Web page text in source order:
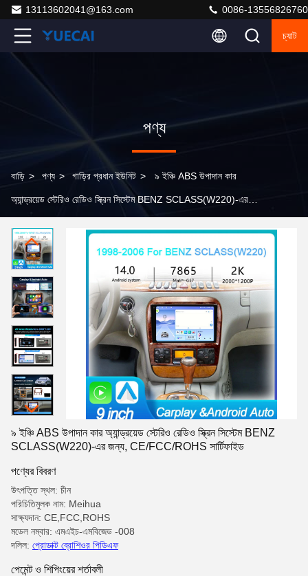
13113602041@163.com 0086-13556826760
চ্যাট
পণ্য
বাড়ি > পণ্য > গাড়ির প্রধান ইউনিট > ৯ ইঞ্চি ABS উপাদান কার
অ্যান্ড্রয়েড স্টেরিও রেডিও স্ক্রিন সিস্টেম BENZ SCLASS(W220)-এর
৯ ইঞ্চি ABS উপাদান কার অ্যান্ড্রয়েড স্টেরিও রেডিও স্ক্রিন সিস্টেম BENZ
SCLASS(W220)-এর জন্য, CE/FCC/ROHS সার্টিফাইড
পণ্যের বিবরণ
উৎপত্তি স্থল: চীন
পরিচিতিমুলক নাম: Meihua
সাক্ষ্যদান: CE,FCC,ROHS
মডেল নম্বার: এমএইচ-এমবিজেড -008
দলিল: প্রোডাক্ট ব্রোশিওর পিডিএফ
পেমেন্ট ও শিপিংয়ের শর্তাবলী